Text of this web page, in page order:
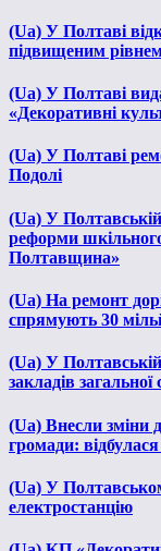
(Ua) У Полтаві
підвищеним
(Ua) У Полтаві
«Декоративні
(Ua) У Полтаві
Подолі
(Ua) У
реформи
Полтавщина»
(Ua) На ремонт
спрямують 30
(Ua) У
закладів загальної
(Ua) Внесли зміни
громади:
(Ua) У
електростанцію